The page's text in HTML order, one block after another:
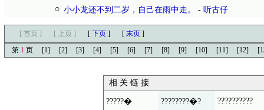
小小龙还不到二岁，自己在雨中走。
- 听古仔
[ 首页 ] [ 上页 ] [ 下页 ] [ 末页 ]
第 1 页 [1] [2] [3] [4] [5] [6] [7] [8] [9] [10] [11] [12]
相 关 链 接
?????� ????????�? ??????????